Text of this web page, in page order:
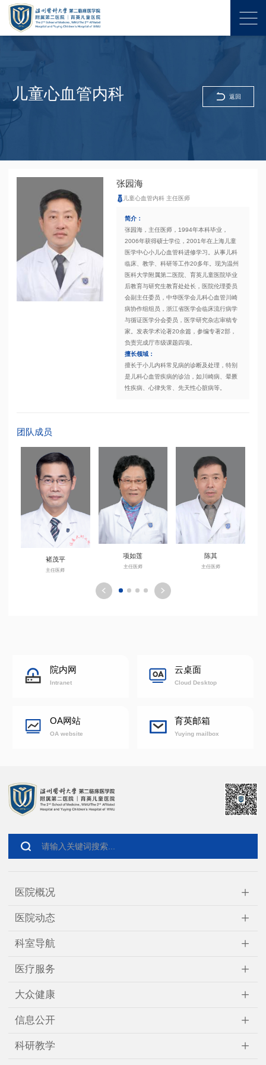
儿童心血管内科 返回
张园海
儿童心血管内科 主任医师
简介：
张园海，主任医师，1994年本科毕业，
2006年获得硕士学位，2001年在上海儿童
医学中心小儿心血管科进修学习。从事儿科
临床、教学、科研等工作20多年。现为温州
医科大学附属第二医院、育英儿童医院毕业
后教育与研究生教育处处长，医院伦理委员
会副主任委员，中华医学会儿科心血管川崎
病协作组组员，浙江省医学会临床流行病学
与循证医学分会委员，医学研究杂志审稿专
家。发表学术论著20余篇，参编专著2部，
负责完成厅市级课题四项。
擅长领域：
擅长于小儿内科常见病的诊断及处理，特别
是儿科心血管疾病的诊治，如川崎病、晕厥
性疾病、心律失常、先天性心脏病等。
团队成员
褚茂平
主任医师
项如莲
主任医师
陈其
主任医师
院内网
Intranet
云桌面
Cloud Desktop
OA网站
OA website
育英邮箱
Yuying mailbox
医院概况 +
医院动态 +
科室导航 +
医疗服务 +
大众健康 +
信息公开 +
科研教学
+